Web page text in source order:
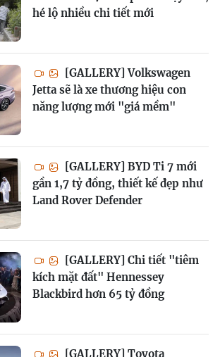
hé lộ nhiều chi tiết mới
[GALLERY] Volkswagen
Jetta sẽ là xe thương hiệu con
năng lượng mới "giá mềm"
[GALLERY] BYD Ti 7 mới
gần 1,7 tỷ đồng, thiết kế đẹp như
Land Rover Defender
[GALLERY] Chi tiết "tiêm
kích mặt đất" Hennessey
Blackbird hơn 65 tỷ đồng
[GALLERY] Toyota